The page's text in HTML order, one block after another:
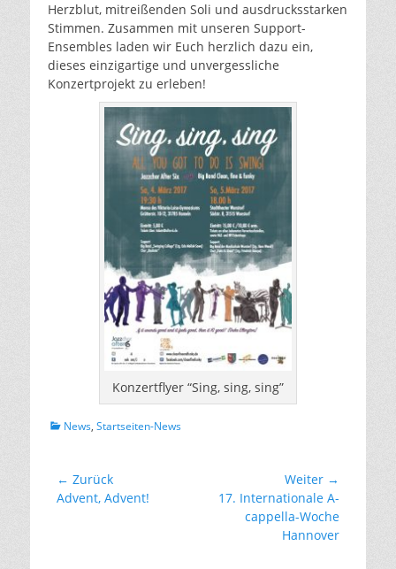
Herzblut, mitreißenden Soli und ausdrucksstarken
Stimmen. Zusammen mit unseren Support-
Ensembles laden wir Euch herzlich dazu ein,
dieses einzigartige und unvergessliche
Konzertprojekt zu erleben!
Konzertflyer “Sing, sing, sing”
Kategorien
News, Startseiten-News
Beitragsnavigation
← Zurück
Vorhergehender
Advent, Advent!
Weiter →
Nächster
17. Internationale A-
cappella-Woche
Hannover